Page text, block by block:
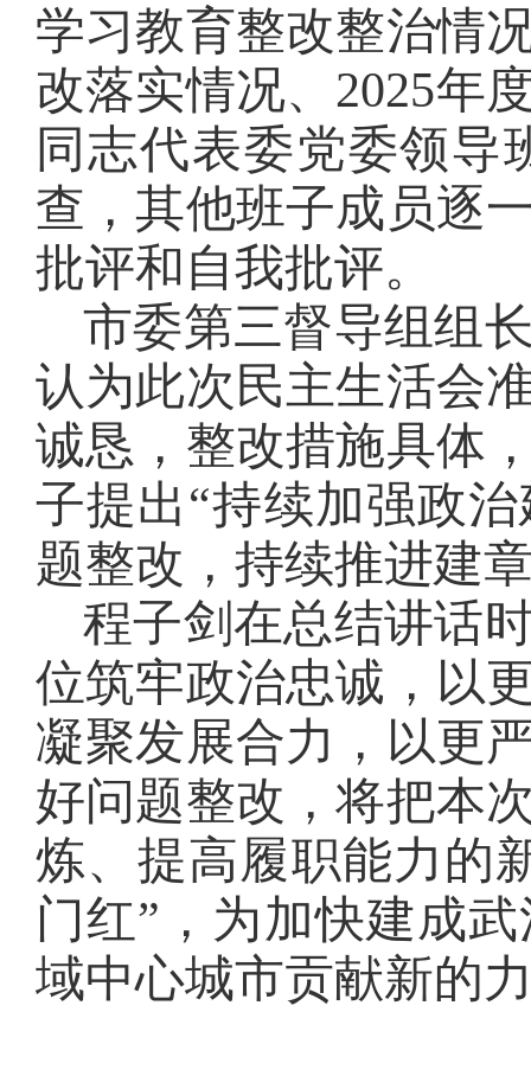
学习教育整改整治情
改落实情况、2025年
同志代表委党委领导
查，其他班子成员逐
批评和自我批评。
市委第三督导组组
认为此次民主生活会
诚恳，整改措施具体
子提出“持续加强政治
题整改， 持续推进建
程子剑在总结讲话
位筑牢政治忠诚，以
凝聚发展合力，以更
好问题整改，将把本
炼、提高履职能力的
门红”，为加快建成
域中心城市贡献新的